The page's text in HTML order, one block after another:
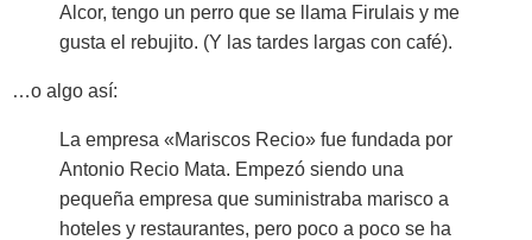
Alcor, tengo un perro que se llama Firulais y me
gusta el rebujito. (Y las tardes largas con café).
…o algo así:
La empresa «Mariscos Recio» fue fundada por
Antonio Recio Mata. Empezó siendo una
pequeña empresa que suministraba marisco a
hoteles y restaurantes, pero poco a poco se ha